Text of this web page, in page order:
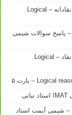
نمونه سوالات آیمت ایتالیا – استدلال و منطق – تفکر نقادانه – Logical
پاسخ سوالات آیمت ۲۰۲۵ ایتالیا – آزمون IMAT 2025 – پاسخ سوالات شیمی
نمونه سوالات آیمت ایتالیا – استدلال و منطق – تفکر نقاد – Logical
آیمت ایتالیا – پاسخ سوال ۲۴۳ فصل ۲ جزوه N-Chem – شیمی آیمت استاد